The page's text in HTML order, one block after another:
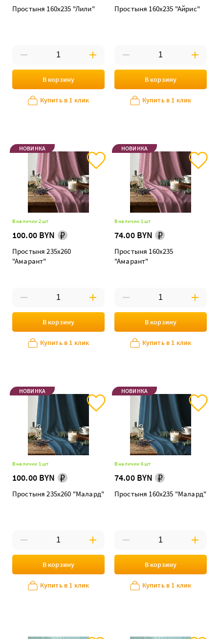
Простыня 160х235 "Лили"
В корзину
Купить в 1 клик
Простыня 160х235 "Айрис"
В корзину
Купить в 1 клик
НОВИНКА
В наличии 2 шт
100.00 BYN
Простыня 235х260
"Амарант"
В корзину
Купить в 1 клик
НОВИНКА
В наличии 1 шт
74.00 BYN
Простыня 160х235
"Амарант"
В корзину
Купить в 1 клик
НОВИНКА
В наличии 1 шт
100.00 BYN
Простыня 235х260 "Малард"
В корзину
Купить в 1 клик
НОВИНКА
В наличии 6 шт
74.00 BYN
Простыня 160х235 "Малард"
В корзину
Купить в 1 клик